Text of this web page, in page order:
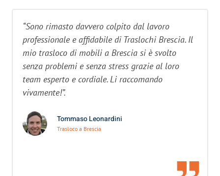
“Sono rimasto davvero colpito dal lavoro
professionale e affidabile di Traslochi Brescia. Il
mio trasloco di mobili a Brescia si è svolto
senza problemi e senza stress grazie al loro
team esperto e cordiale. Li raccomando
vivamente!”.
Tommaso Leonardini
Trasloco a Brescia